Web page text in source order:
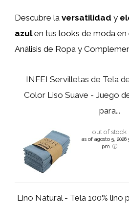
Descubre la versatilidad y
azulen tus looks de moda
Análisis de Ropa y
INFEI Servilletas de Tela
Color Liso Suave - Juego
para...
out of stock
as of agosto 5, 2026
pm
Lino Natural - Tela 100% lino